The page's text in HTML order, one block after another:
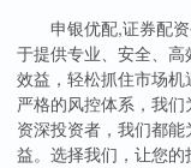
申银优配,证券配
于提供专业、安全、
效益，轻松抓住市场
严格的风控体系，我
资深投资者，我们都
益。选择我们，让您的